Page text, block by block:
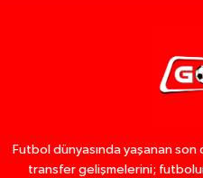
Futbol dünyasında yaşanan son
transfer gelişmelerini;